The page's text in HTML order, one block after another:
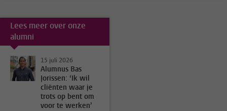
Lees meer over onze
alumni
15 juli 2026
Alumnus Bas
Jorissen: ‘Ik wil
cliënten waar je
trots op bent om
voor te werken’